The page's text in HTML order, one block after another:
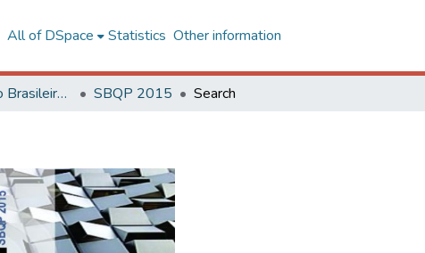
All of DSpace Statistics Other information
SBQP - Simpósio Brasileiro de Qualidade do Projeto no Ambiente Construído SBQP 2015 Search